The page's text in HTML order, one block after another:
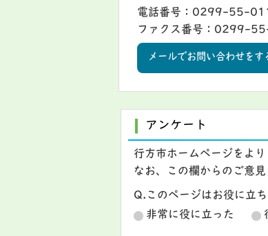
電話番号：0299-55-
ファクス番号：0299-
メールでお問い合わせをす
アンケート
行方市ホームページをよ
なお、この欄からのご意
Q.このページはお役に立
非常に役に立った